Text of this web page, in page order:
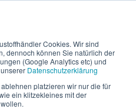
Cookies. Wir sind
dennoch können Sie natürlich der
(Google Analytics etc) und
Datenschutzerklärung
platzieren wir nur die für
ein klitzekleines mit der